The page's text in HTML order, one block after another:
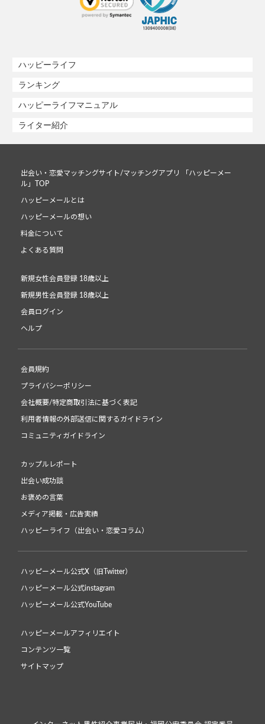
ハッピーライフ
ランキング
ハッピーライフマニュアル
ライター紹介
出会い・恋愛マッチングサイト/マッチングアプリ 「ハッピーメー
ル」TOP
ハッピーメールとは
ハッピーメールの想い
料金について
よくある質問
新規女性会員登録 18歳以上
新規男性会員登録 18歳以上
会員ログイン
ヘルプ
会員規約
プライバシーポリシー
会社概要/特定商取引法に基づく表記
利用者情報の外部送信に関するガイドライン
コミュニティガイドライン
カップルレポート
出会い成功談
お褒めの言葉
メディア掲載・広告実績
ハッピーライフ（出会い・恋愛コラム）
ハッピーメール公式X（旧Twitter）
ハッピーメール公式instagram
ハッピーメール公式YouTube
ハッピーメールアフィリエイト
コンテンツ一覧
サイトマップ